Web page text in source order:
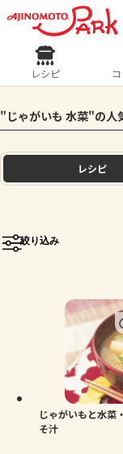
ログ
ホーム
トーク
よくあ
お買い
レシ
人気の食材
きゅうり
レシピ
"じゃがいも 水菜"の人
レシピ
絞り込み
じゃがいもと水菜
そ汁